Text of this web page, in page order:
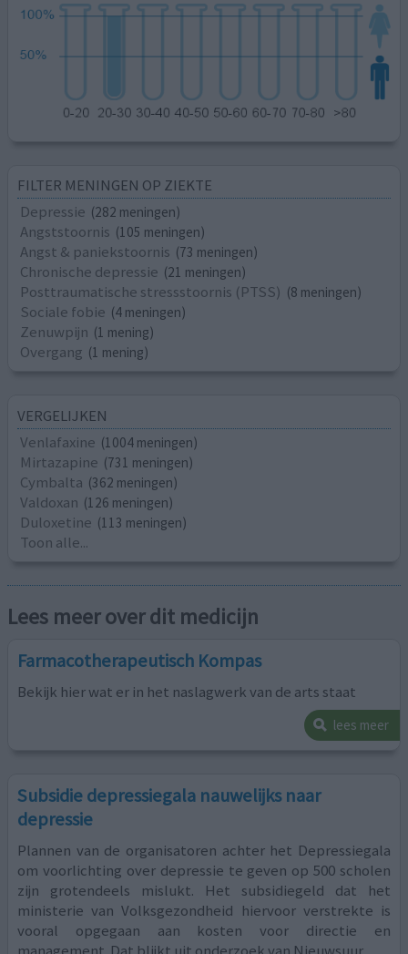
FILTER MENINGEN OP ZIEKTE
Depressie (282 meningen)
Angststoornis (105 meningen)
Angst & paniekstoornis (73 meningen)
Chronische depressie (21 meningen)
Posttraumatische stressstoornis (PTSS) (8 meningen)
Sociale fobie (4 meningen)
Zenuwpijn (1 mening)
Overgang (1 mening)
VERGELIJKEN
Venlafaxine (1004 meningen)
Mirtazapine (731 meningen)
Cymbalta (362 meningen)
Valdoxan (126 meningen)
Duloxetine (113 meningen)
Toon alle...
Lees meer over dit medicijn
Farmacotherapeutisch Kompas
Bekijk hier wat er in het naslagwerk van de arts staat
lees meer
Subsidie depressiegala nauwelijks naar
depressie
Plannen van de organisatoren achter het Depressiegala
om voorlichting over depressie te geven op 500 scholen
zijn grotendeels mislukt. Het subsidiegeld dat het
ministerie van Volksgezondheid hiervoor verstrekte is
vooral opgegaan aan kosten voor directie en